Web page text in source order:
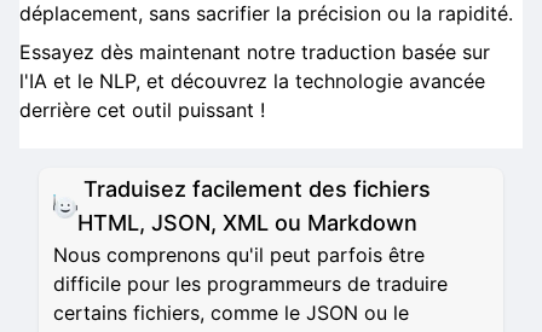
déplacement, sans sacrifier la précision ou la rapidité.
Essayez dès maintenant notre traduction basée sur
l'IA et le NLP, et découvrez la technologie avancée
derrière cet outil puissant !
Traduisez facilement des fichiers
HTML, JSON, XML ou Markdown
Nous comprenons qu'il peut parfois être
difficile pour les programmeurs de traduire
certains fichiers, comme le JSON ou le